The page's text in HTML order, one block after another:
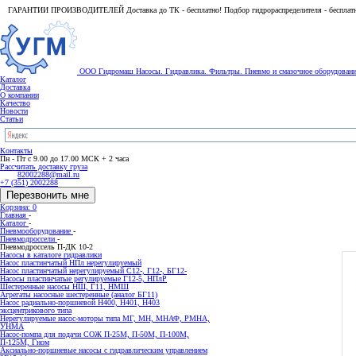
ГАРАНТИИ ПРОИЗВОДИТЕЛЕЙ Доставка до ТК - бесплатно! Подбор гидрораспределителя -
ООО Гидромаш Насосы. Гидравлика. Фильтры. Пневмо и смазочное
Каталог
Доставка
О компании
Качество
Новости
Статьи
Контакты
Пн - Пт с 9.00 до 17.00 МСК + 2 часа
Рассчитать доставку груза
82002288@mail.ru
+7 (351) 2002288
Перезвонить мне
Корзина: 0
Главная -
Каталог -
Пневмооборудование -
Пневмодроссели -
Пневмодроссель П-ДК 10-2
Насосы в каталоге гидравлики
Насос пластинчатый НПл нерегулируемый
Насос пластинчатый нерегулируемый С12-, Г12-, БГ12-
Насосы пластинчатые регулируемые Г12-5, НПлР
Шестеренные насосы НШ, Г11, НМШ
Агрегаты насосные шестеренные (аналог БГ11)
Насос радиально-поршневой Н400, Н401, Н403
эксцентрикового типа
Нерегулируемые насос-моторы типа МГ, МН, МНАФ, РМНА,
УНМА
Насос-помпа для подачи СОЖ П-25М, П-50М, П-100М,
П-125М, Гном
Аксиально-поршневые насосы с гидравлическим управлением